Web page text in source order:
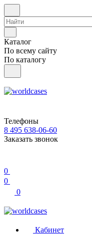
Каталог
По всему сайту
По каталогу
Телефоны
8 495 638-06-60
Заказать звонок
0
0
0
Кабинет